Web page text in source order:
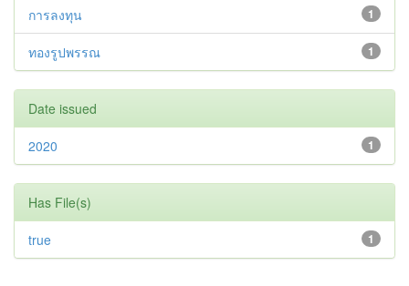
1
การลงทุน
1
ทองรูปพรรณ
Date issued
1
2020
Has File(s)
1
true